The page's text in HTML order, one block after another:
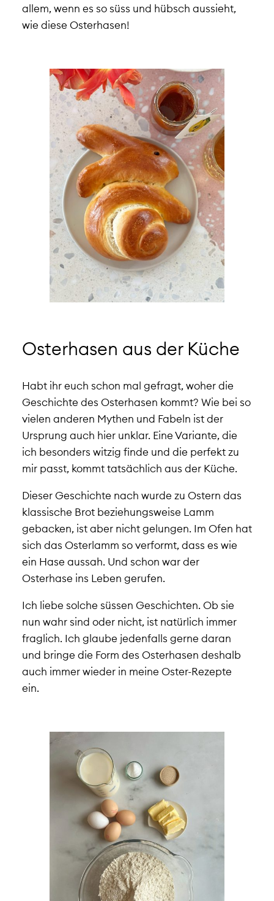
allem, wenn es so süss und hübsch aussieht,
wie diese Osterhasen!
Osterhasen aus der Küche
Habt ihr euch schon mal gefragt, woher die
Geschichte des Osterhasen kommt? Wie bei so
vielen anderen Mythen und Fabeln ist der
Ursprung auch hier unklar. Eine Variante, die
ich besonders witzig finde und die perfekt zu
mir passt, kommt tatsächlich aus der Küche.
Dieser Geschichte nach wurde zu Ostern das
klassische Brot beziehungsweise Lamm
gebacken, ist aber nicht gelungen. Im Ofen hat
sich das Osterlamm so verformt, dass es wie
ein Hase aussah. Und schon war der
Osterhase ins Leben gerufen.
Ich liebe solche süssen Geschichten. Ob sie
nun wahr sind oder nicht, ist natürlich immer
fraglich. Ich glaube jedenfalls gerne daran
und bringe die Form des Osterhasen deshalb
auch immer wieder in meine Oster-Rezepte
ein.